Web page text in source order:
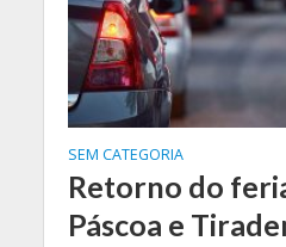
SEM CATEGORIA
Retorno do
Páscoa e